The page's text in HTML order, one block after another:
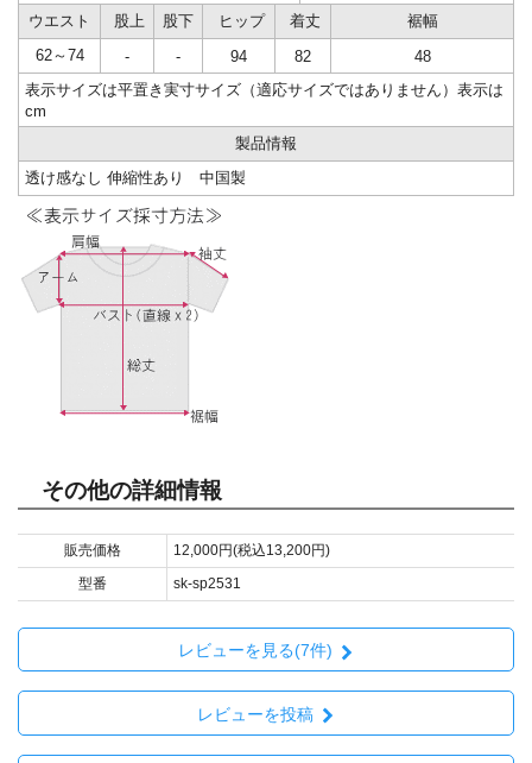
ウエスト 股上 股下 ヒップ 着丈
裾幅
62～74
- - 94 82
48
表示サイズは平置き実寸サイズ（適応サイズではありません）表示は
cm
製品情報
透け感なし 伸縮性あり
中国製
その他の詳細情報
販売価格
12,000円(税込13,200円)
型番
sk-sp2531
レビューを見る(7件)
レビューを投稿